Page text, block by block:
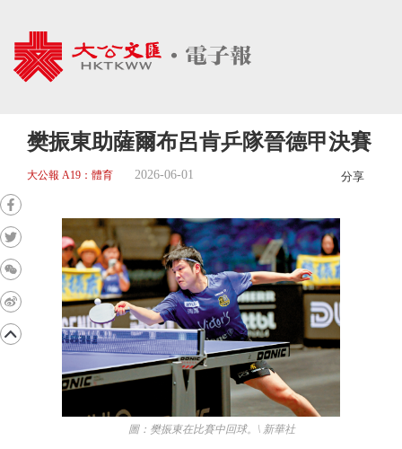
樊振東助薩爾布呂肯乒隊晉德甲決賽
大公報 A19：體育 2026-06-01 分享
圖：樊振東在比賽中回球。\ 新華社